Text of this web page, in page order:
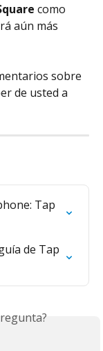
como
aún más
sobre
de usted a
Tap
de Tap